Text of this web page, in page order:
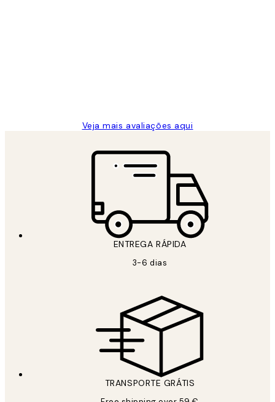
Veja mais avaliações aqui
ENTREGA RÁPIDA
3-6 dias
TRANSPORTE GRÁTIS